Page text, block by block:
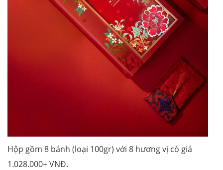
Hộp gồm 8 bánh (loại 100gr) với 8 hương vị có giá
1.028.000+ VNĐ.